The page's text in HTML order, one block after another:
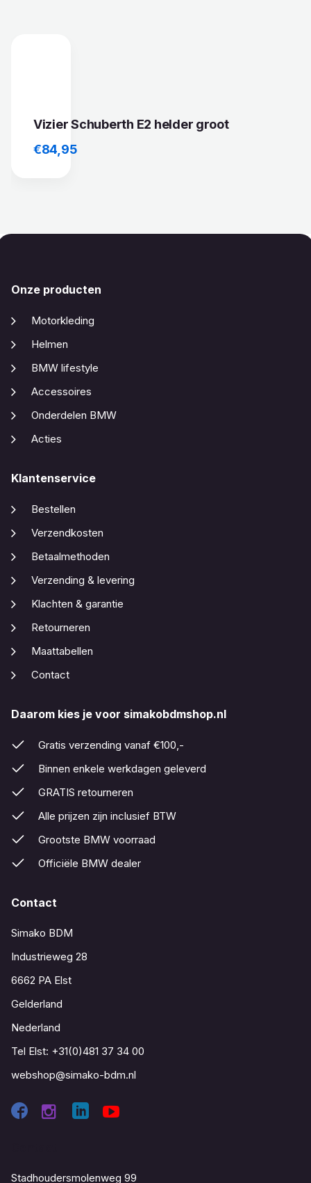
Vizier Schuberth E2 helder groot
€84,95
Onze producten
Motorkleding
Helmen
BMW lifestyle
Accessoires
Onderdelen BMW
Acties
Klantenservice
Bestellen
Verzendkosten
Betaalmethoden
Verzending & levering
Klachten & garantie
Retourneren
Maattabellen
Contact
Daarom kies je voor simakobdmshop.nl
Gratis verzending vanaf €100,-
Binnen enkele werkdagen geleverd
GRATIS retourneren
Alle prijzen zijn inclusief BTW
Grootste BMW voorraad
Officiële BMW dealer
Contact
Simako BDM
Industrieweg 28
6662 PA Elst
Gelderland
Nederland
Tel Elst: +31(0)481 37 34 00
webshop@simako-bdm.nl
Stadhoudersmolenweg 99